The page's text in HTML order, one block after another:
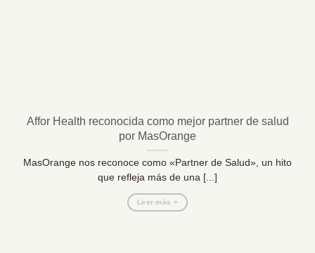
Affor Health reconocida como mejor partner de salud
por MasOrange
MasOrange nos reconoce como «Partner de Salud», un hito
que refleja más de una [...]
Leer más +